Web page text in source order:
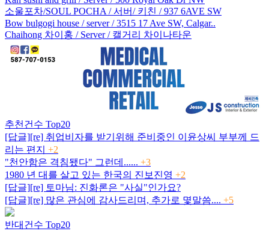
소울포차/SOUL POCHA / 서버/ 키친 / 937 6AVE SW
Bow bulgogi house / server / 3515 17 Ave SW, Calgar..
Chaihong 차이홍 / Server / 캘거리 차이나타운
추천건수 Top20
[답글][re] 취업비자를 받기위해 준비중인 이윤상씨 부부께 드
리는 편지 +2
"천안함은 격침됐다" 그런데...... +3
1980 년 대를 살고 있는 한국의 진보진영 +2
[답글][re] 토마님: 진화론은 "사실"인가요?
[답글][re] 많은 관심에 감사드리며, 추가로 몇말씀.... +5
반대건수 Top20